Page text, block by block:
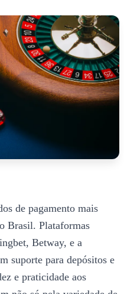
de pagamento mais
Brasil. Plataformas
Betway, e a
suporte para depósitos e
e praticidade aos